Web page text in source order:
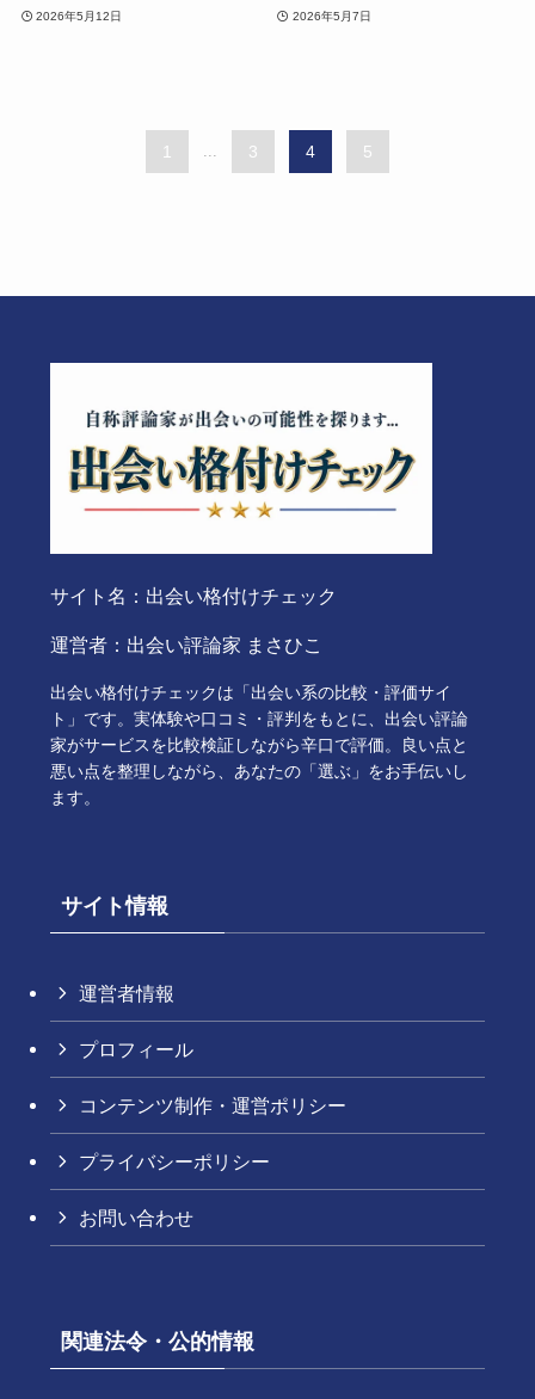
2026年5月12日 2026年5月7日
1 3 4 5
サイト名：出会い格付けチェック
運営者：出会い評論家 まさひこ
出会い格付けチェックは「出会い系の比較・評価サイ
ト」です。実体験や口コミ・評判をもとに、出会い評論
家がサービスを比較検証しながら辛口で評価。良い点と
悪い点を整理しながら、あなたの「選ぶ」をお手伝いし
ます。
サイト情報
運営者情報
プロフィール
コンテンツ制作・運営ポリシー
プライバシーポリシー
お問い合わせ
関連法令・公的情報